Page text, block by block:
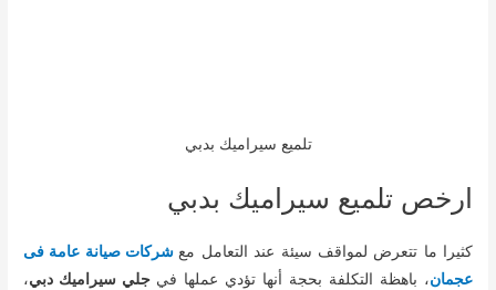
تلميع سيراميك بدبي
ارخص تلميع سيراميك بدبي
كثيرا ما تتعرض لمواقف سيئة عند التعامل معشركات صيانة عامة فى
عجمان، باهظة التكلفة بحجة أنها تؤدي عملها في جلي سيراميك دبي،